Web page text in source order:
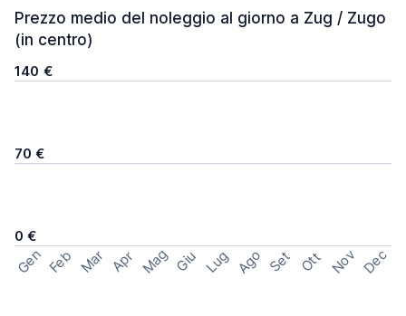
Prezzo medio del noleggio al giorno a Zug / Zugo
(in centro)
140 €
70 €
0 €
Gen Feb Mar Apr Mag Giu Lug Ago Set Ott Nov Dec